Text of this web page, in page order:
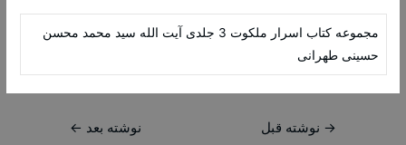
مجموعه کتاب اسرار ملکوت 3 جلدی آیت الله سید محمد محسن
حسینی طهرانی
راهبری
→ نوشته قبل نوشته بعد ←